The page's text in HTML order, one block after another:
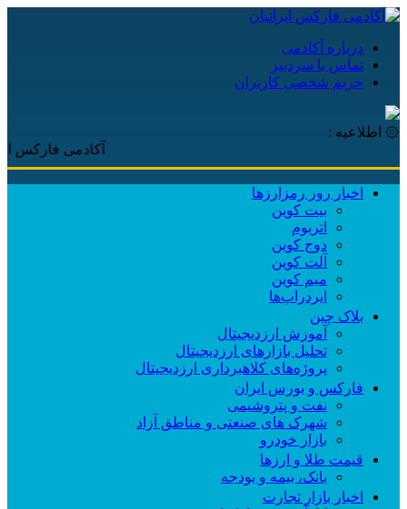
درباره آکادمی
تماس با سردبیر
حریم شخصی کاربران
۞ اطلاعیه :
آکادمی فارکس ایرانیان،
اخبار روز رمزارزها
بیت کوین
اتریوم
دوج کوین
آلت کوین
میم کوین‌
ایردراپ‌ها
بلاک چین
آموزش ارزدیجیتال
تحلیل بازارهای ارزدیجیتال
پروژه‌های کلاهبرداری ارزدیجیتال
فارکس و بورس ایران
نفت و پتروشیمی
شهرک های صنعتی و مناطق آزاد
بازار خودرو
قیمت طلا و ارزها
بانک، بیمه و بودجه
اخبار بازار تجارت